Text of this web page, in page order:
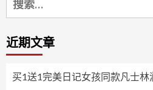
索：
近期文章
买1送1完美日记女孩同款凡士林